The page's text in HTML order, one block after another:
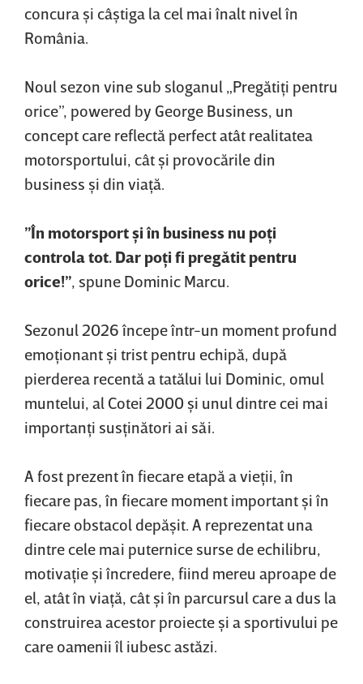
concura şi câştiga la cel mai înalt nivel în
România.
Noul sezon vine sub sloganul „Pregătiţi pentru
orice”, powered by George Business, un
concept care reflectă perfect atât realitatea
motorsportului, cât şi provocările din
business şi din viaţă.
”În motorsport şi în business nu poţi
controla tot. Dar poţi fi pregătit pentru
orice!”, spune Dominic Marcu.
Sezonul 2026 începe într-un moment profund
emoţionant şi trist pentru echipă, după
pierderea recentă a tatălui lui Dominic, omul
muntelui, al Cotei 2000 şi unul dintre cei mai
importanţi susţinători ai săi.
A fost prezent în fiecare etapă a vieţii, în
fiecare pas, în fiecare moment important şi în
fiecare obstacol depăşit. A reprezentat una
dintre cele mai puternice surse de echilibru,
motivaţie şi încredere, fiind mereu aproape de
el, atât în viaţă, cât şi în parcursul care a dus la
construirea acestor proiecte şi a sportivului pe
care oamenii îl iubesc astăzi.